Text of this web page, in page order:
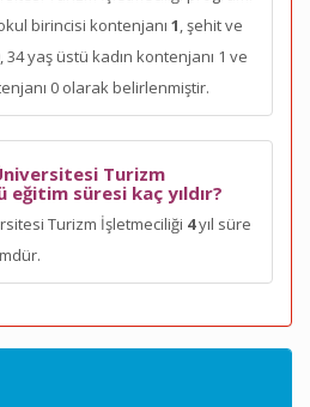
birincisi kontenjanı 1, şehit ve
34 yaş üstü kadın kontenjanı 1 ve
0 olarak belirlenmiştir.
Turizm
süresi kaç yıldır?
Turizm İşletmeciliği 4yıl süre